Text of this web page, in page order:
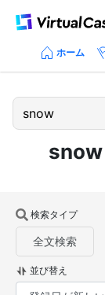
ホーム
snow
検索タイプ
全文検索
並び替え